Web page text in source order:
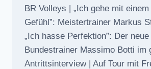
BR Volleys | „Ich gehe mit
Gefühl”: Meistertrainer Markus
„Ich hasse Perfektion”: Der
Bundestrainer Massimo Botti im
Antrittsinterview | Auf Tour mit